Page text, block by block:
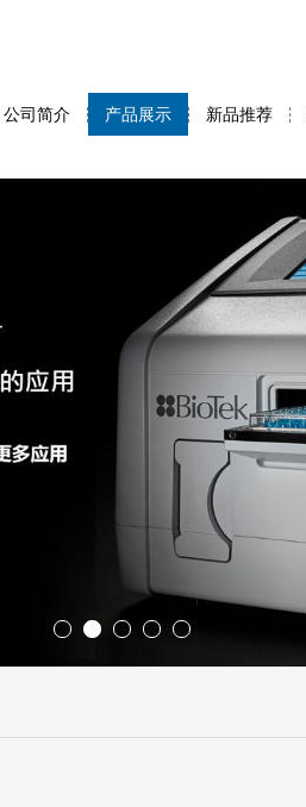
公司简介 产品展示 新品推荐